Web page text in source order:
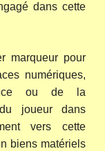
dans cette
marqueur pour
numériques,
ou de la
du joueur dans
vers cette
biens matériels